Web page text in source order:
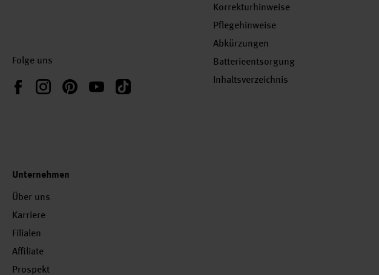
Folge uns
FacebookInstagramPinterestYouTubeTikTok
Korrekturhinweise
Pflegehinweise
Abkürzungen
Batterieentsorgung
Inhaltsverzeichnis
Unternehmen
Über uns
Karriere
Filialen
Affiliate
Prospekt